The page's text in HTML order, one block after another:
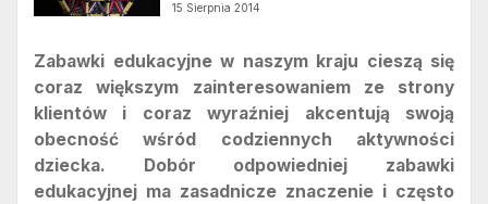
15 Sierpnia 2014
Zabawki edukacyjne w naszym kraju cieszą się
coraz większym zainteresowaniem ze strony
klientów i coraz wyraźniej akcentują swoją
obecność wśród codziennych aktywności
dziecka. Dobór odpowiedniej zabawki
edukacyjnej ma zasadnicze znaczenie i często